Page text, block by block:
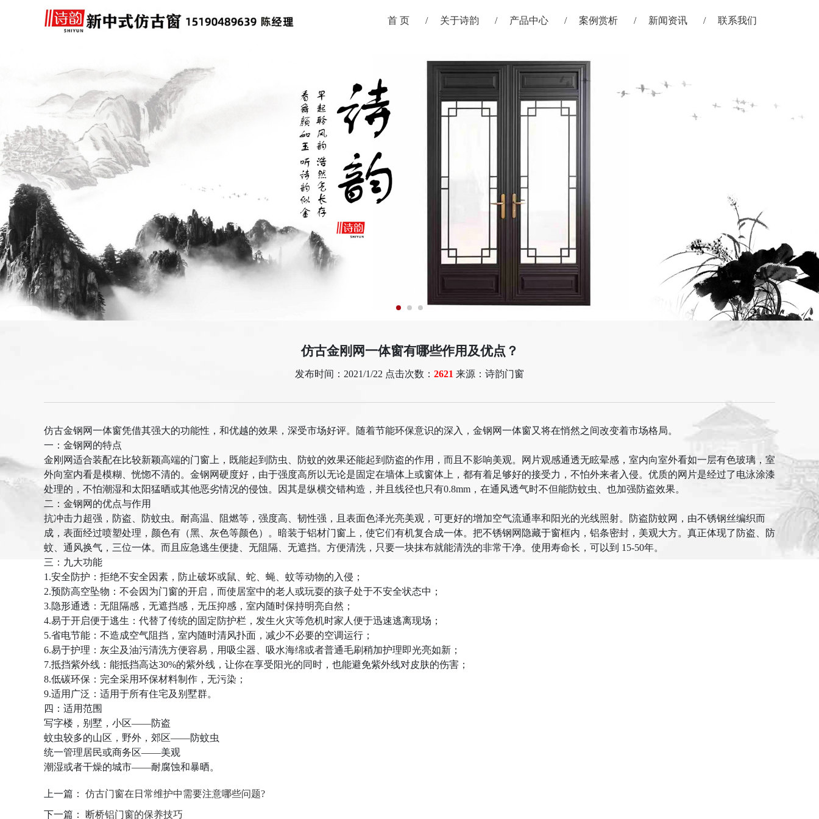
首 页 关于诗韵 产品中心 案例赏析 新闻资讯 联系我们
仿古金刚网一体窗有哪些作用及优点？
发布时间：2021/1/22 点击次数： 2621 来源：诗韵门窗
仿古金钢网一体窗凭借其强大的功能性，和优越的效果，深受市场好评。随着节能环保意识的深入，金钢网一体窗又将在悄然之间改变着市场格局。
一：金钢网的特点
金刚网适合装配在比较新颖高端的门窗上，既能起到防虫、防蚊的效果还能起到防盗的作用，而且不影响美观。网片观感通透无眩晕感，室内向室外看如一层有色玻璃，室
外向室内看是模糊、恍惚不清的。金钢网硬度好，由于强度高所以无论是固定在墙体上或窗体上，都有着足够好的接受力，不怕外来者入侵。优质的网片是经过了电泳涂漆
处理的，不怕潮湿和太阳猛晒或其他恶劣情况的侵蚀。因其是纵横交错构造，并且线径也只有0.8mm，在通风透气时不但能防蚊虫、也加强防盗效果。
二：金钢网的优点与作用
抗冲击力超强，防盗、防蚊虫。耐高温、阻燃等，强度高、韧性强，且表面色泽光亮美观，可更好的增加空气流通率和阳光的光线照射。防盗防蚊网，由不锈钢丝编织而
成，表面经过喷塑处理，颜色有（黑、灰色等颜色）。暗装于铝材门窗上，使它们有机复合成一体。把不锈钢网隐藏于窗框内，铝条密封，美观大方。真正体现了防盗、防
蚊、通风换气，三位一体。而且应急逃生便捷、无阻隔、无遮挡。方便清洗，只要一块抹布就能清洗的非常干净。使用寿命长，可以到 15-50年。
三：九大功能
1.安全防护：拒绝不安全因素，防止破坏或鼠、蛇、蝇、蚊等动物的入侵；
2.预防高空坠物：不会因为门窗的开启，而使居室中的老人或玩耍的孩子处于不安全状态中；
3.隐形通透：无阻隔感，无遮挡感，无压抑感，室内随时保持明亮自然；
4.易于开启便于逃生：代替了传统的固定防护栏，发生火灾等危机时家人便于迅速逃离现场；
5.省电节能：不造成空气阻挡，室内随时清风扑面，减少不必要的空调运行；
6.易于护理：灰尘及油污清洗方便容易，用吸尘器、吸水海绵或者普通毛刷稍加护理即光亮如新；
7.抵挡紫外线：能抵挡高达30%的紫外线，让你在享受阳光的同时，也能避免紫外线对皮肤的伤害；
8.低碳环保：完全采用环保材料制作，无污染；
9.适用广泛：适用于所有住宅及别墅群。
四：适用范围
写字楼，别墅，小区——防盗
蚊虫较多的山区，野外，郊区——防蚊虫
统一管理居民或商务区——美观
潮湿或者干燥的城市——耐腐蚀和暴晒。
上一篇： 仿古门窗在日常维护中需要注意哪些问题?
下一篇：
断桥铝门窗的保养技巧